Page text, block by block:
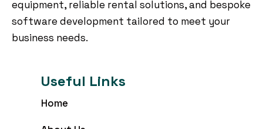
equipment, reliable rental solutions, and bespoke
software development tailored to meet your
business needs.
Useful Links
Home